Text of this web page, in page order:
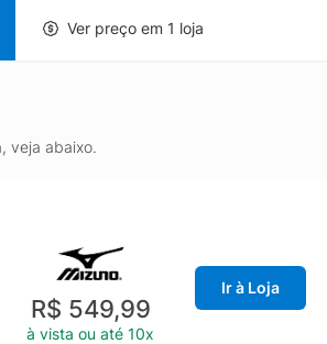
Ver preço em 1 loja
veja abaixo.
R$ 549,99
à vista ou até 10x
Ir à Loja